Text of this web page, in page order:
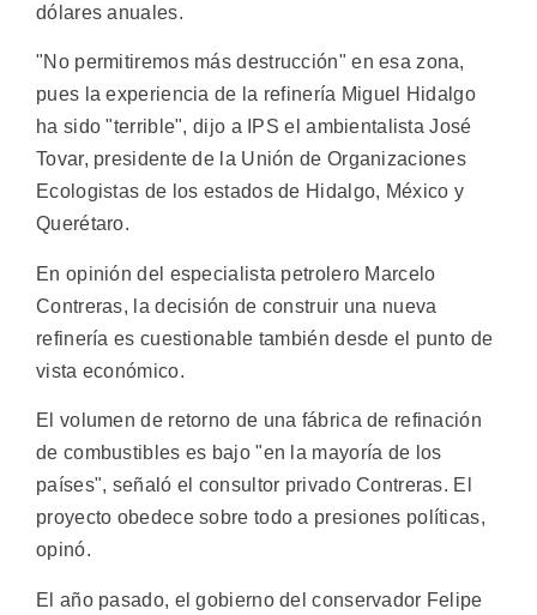
dólares anuales.
"No permitiremos más destrucción" en esa zona,
pues la experiencia de la refinería Miguel Hidalgo
ha sido "terrible", dijo a IPS el ambientalista José
Tovar, presidente de la Unión de Organizaciones
Ecologistas de los estados de Hidalgo, México y
Querétaro.
En opinión del especialista petrolero Marcelo
Contreras, la decisión de construir una nueva
refinería es cuestionable también desde el punto de
vista económico.
El volumen de retorno de una fábrica de refinación
de combustibles es bajo "en la mayoría de los
países", señaló el consultor privado Contreras. El
proyecto obedece sobre todo a presiones políticas,
opinó.
El año pasado, el gobierno del conservador Felipe